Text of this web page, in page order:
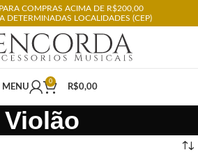
PARA COMPRAS ACIMA DE R$200,00
DETERMINADAS LOCALIDADES (CEP)
MENU
0
R$0,00
Violão